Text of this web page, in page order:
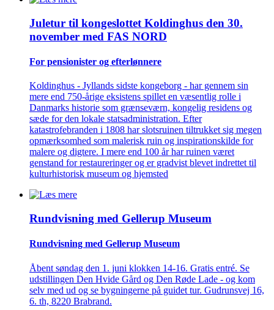
Juletur til kongeslottet Koldinghus den 30.
november med FAS NORD
For pensionister og efterlønnere
Koldinghus - Jyllands sidste kongeborg - har gennem sin
mere end 750-årige eksistens spillet en væsentlig rolle i
Danmarks historie som grænseværn, kongelig residens og
sæde for den lokale statsadministration. Efter
katastrofebranden i 1808 har slotsruinen tiltrukket sig megen
opmærksomhed som malerisk ruin og inspirationskilde for
malere og digtere. I mere end 100 år har ruinen været
genstand for restaureringer og er gradvist blevet indrettet til
kulturhistorisk museum og hjemsted
Rundvisning med Gellerup Museum
Rundvisning med Gellerup Museum
Åbent søndag den 1. juni klokken 14-16. Gratis entré. Se
udstillingen Den Hvide Gård og Den Røde Lade - og kom
selv med ud og se bygningerne på guidet tur. Gudrunsvej 16,
6. th, 8220 Brabrand.